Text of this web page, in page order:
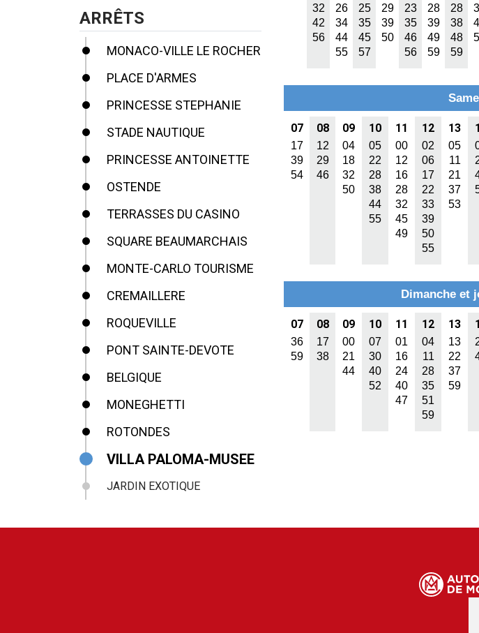
ARRÊTS
MONACO-VILLE LE ROCHER
PLACE D'ARMES
PRINCESSE STEPHANIE
STADE NAUTIQUE
PRINCESSE ANTOINETTE
OSTENDE
TERRASSES DU CASINO
SQUARE BEAUMARCHAIS
MONTE-CARLO TOURISME
CREMAILLERE
ROQUEVILLE
PONT SAINTE-DEVOTE
BELGIQUE
MONEGHETTI
ROTONDES
VILLA PALOMA-MUSEE
JARDIN EXOTIQUE
32
42
56
26
34
44
55
25
35
45
57
29
39
50
23
35
46
56
28
39
49
59
28
38
48
59
07 08 09 10 11 12 13
17
39
54
12
29
46
04
18
32
50
05
22
28
38
44
55
00
12
16
28
32
45
49
02
06
17
22
33
39
50
55
05
11
21
37
53
Dimanche et
07 08 09 10 11 12 13
36
59
17
38
00
21
44
07
30
40
52
01
16
24
40
47
04
11
28
35
51
59
13
22
37
59